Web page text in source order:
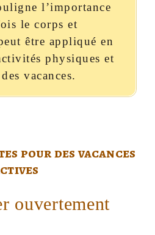
l’importance
le corps et
être appliqué en
physiques et
vacances.
pour des vacances
ouvertement